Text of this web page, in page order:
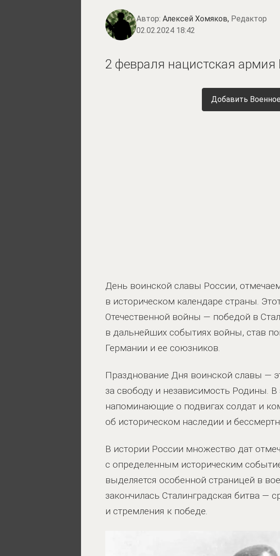
Автор: Алексей Хомяков, Редактор
02.02.2024 18:42
2 февраля нацистская
Добавить
День воинской славы России,
в историческом календаре страны.
Отечественной войны — победой в
в дальнейших событиях войны, став
Германии и ее союзников.
Празднование Дня воинской славы —
за свободу и независимость Родины.
напоминающие о подвигах солдат и
об историческом наследии и
В истории России множество дат
с определенным историческим
выделяется особенной страницей в
закончилась Сталинградская битва —
и стремления к победе.